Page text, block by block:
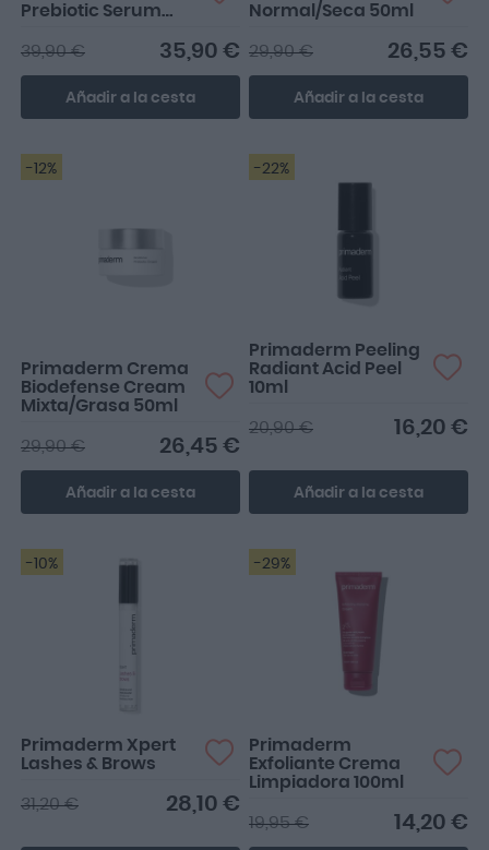
Prebiotic Serum
35,90 €
39,90 €
Añadir a la cesta
Normal/Seca 50ml
26,55 €
29,90 €
Añadir a la cesta
-12%
Primaderm Crema
Biodefense Cream
Mixta/Grasa 50ml
26,45 €
29,90 €
Añadir a la cesta
-22%
Primaderm Peeling
Radiant Acid Peel
10ml
16,20 €
20,90 €
Añadir a la cesta
-10%
Primaderm Xpert
Lashes & Brows
28,10 €
31,20 €
-29%
Primaderm
Exfoliante Crema
Limpiadora 100ml
14,20 €
19,95 €